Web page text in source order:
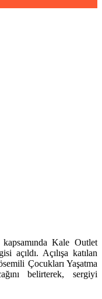
Kale Outlet
açıldı. Açılışa katılan
Çocukları Yaşatma
belirterek, sergiyi